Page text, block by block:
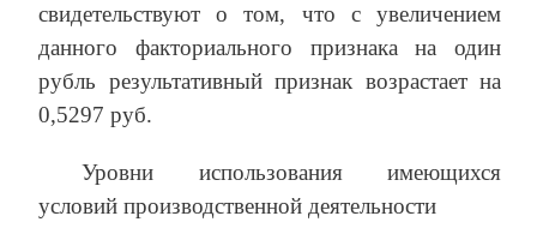
свидетельствуют о том, что с увеличением
данного факториального признака на один
рубль результативный признак возрастает на
0,5297 руб.
Уровни использования имеющихся
условий производственной деятельности